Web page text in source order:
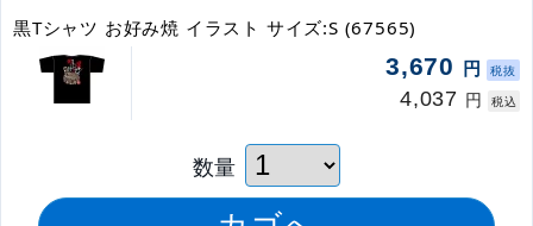
黒Tシャツ お好み焼 イラスト サイズ:S (67565)
3,670 円 税抜
4,037 円 税込
数量